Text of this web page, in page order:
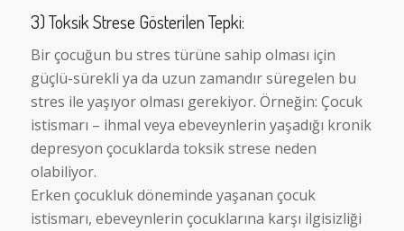
3) Toksik Strese Gösterilen Tepki:
Bir çocuğun bu stres türüne sahip olması için
güçlü-sürekli ya da uzun zamandır süregelen bu
stres ile yaşıyor olması gerekiyor. Örneğin: Çocuk
istismarı – ihmal veya ebeveynlerin yaşadığı kronik
depresyon çocuklarda toksik strese neden
olabiliyor.
Erken çocukluk döneminde yaşanan çocuk
istismarı, ebeveynlerin çocuklarına karşı ilgisizliği